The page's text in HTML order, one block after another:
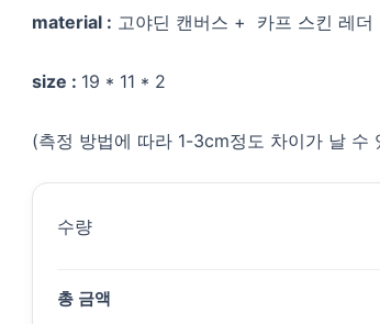
material : 고야딘 캔버스 + 카프 스킨 레더
size : 19 * 11 * 2
(측정 방법에 따라 1-3cm정도 차이가 날 수
수량
총 금액